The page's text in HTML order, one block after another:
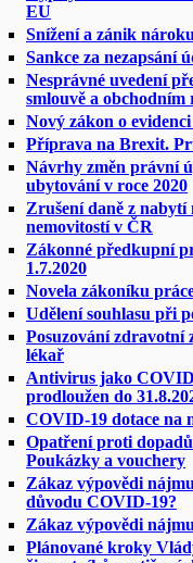
EU
Snížení a zánik
Sankce za nezapsání
Nesprávné uvedení
smlouvě a
Nový zákon o
Příprava na Brexit.
Návrhy změn právní
ubytování v roce 2020
Zrušení daně z
nemovitostí v ČR
Zákonné předkupní
1.7.2020
Novela zákoníku
Udělení souhlasu při
Posuzování zdravotní
lékař
Antivirus jako
prodloužen do
COVID-19 dotace na
Opatření proti
Poukázky a vouchery
Zákaz výpovědi
důvodu COVID-19?
Zákaz výpovědi
Plánované kroky